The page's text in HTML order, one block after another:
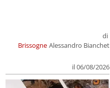
Brissogne
di
Alessandro Bianchet
il 06/08/2026